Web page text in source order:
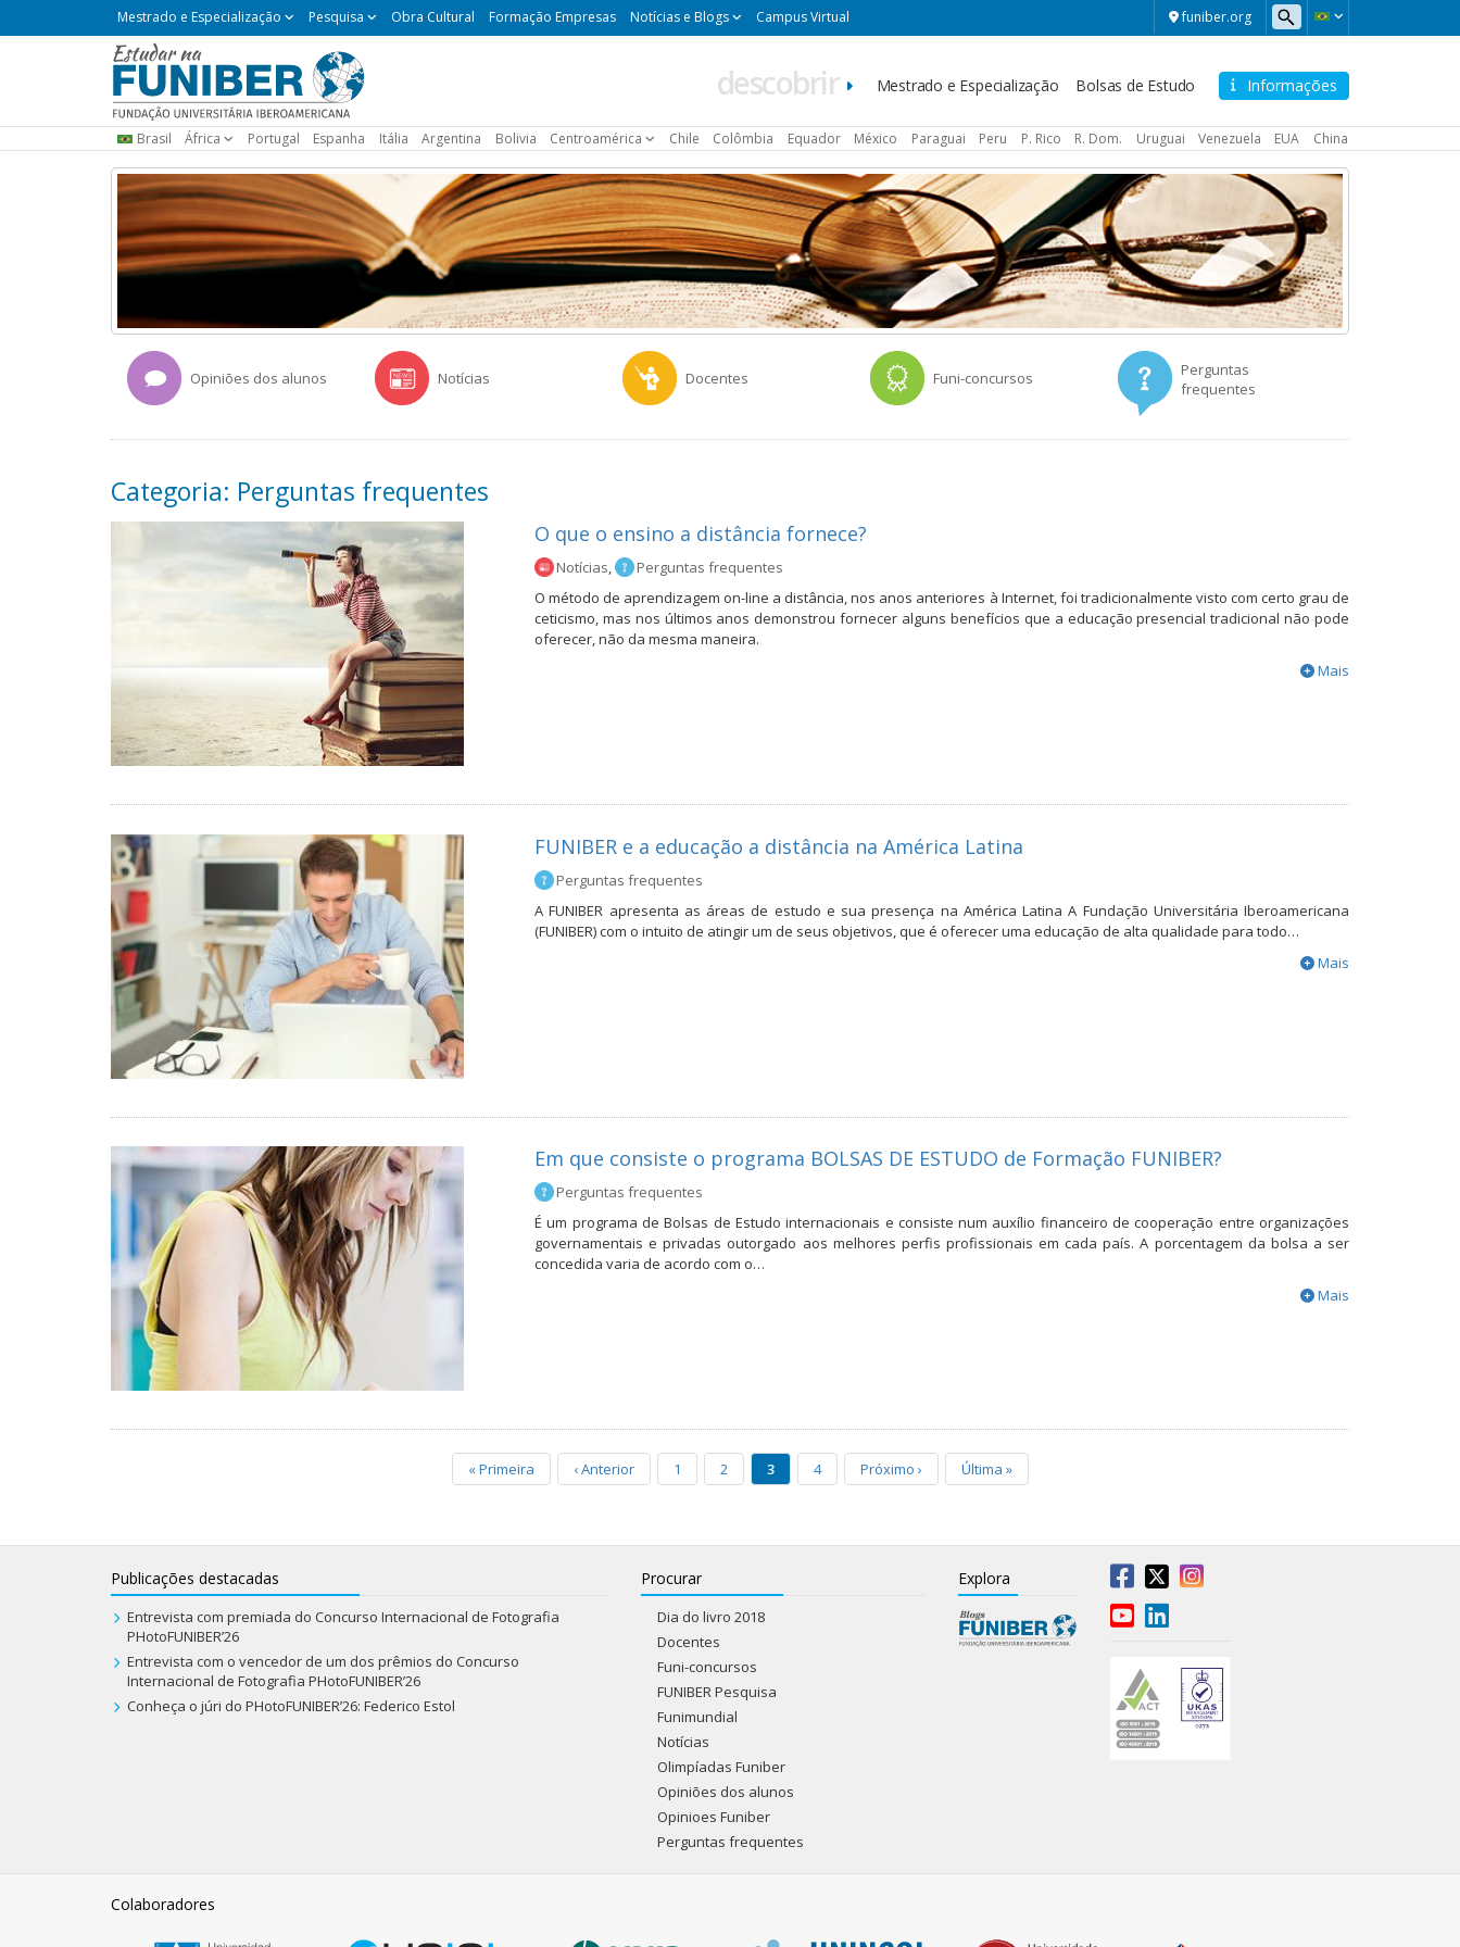
funiber.org
Mestrado
Especialização
Mestrado e Especialização Pesquisa Obra Cultural Formação Empresas Notícias e Blogs Campus Virtual
Informações
Navegación
Mestrado e Especialização Bolsas de Estudo
descobrir
Brasil África Portugal Espanha Itália Argentina Bolivia Centroamérica Chile Colômbia Equador México Paraguai Peru P. Rico R. Dom. Uruguai Venezuela EUA China
Opiniões dos alunos Notícias Docentes Funi-concursos
Perguntas
frequentes
Categoria: Perguntas frequentes
O que o ensino a distância fornece?
Notícias,
Perguntas frequentes
O método de aprendizagem on-line a distância, nos anos anteriores à Internet, foi tradicionalmente visto com certo grau de
ceticismo, mas nos últimos anos demonstrou fornecer alguns benefícios que a educação presencial tradicional não pode
oferecer, não da mesma maneira.
Mais
FUNIBER e a educação a distância na América Latina
Perguntas frequentes
A FUNIBER apresenta as áreas de estudo e sua presença na América Latina A Fundação Universitária Iberoamericana
(FUNIBER) com o intuito de atingir um de seus objetivos, que é oferecer uma educação de alta qualidade para todo…
Mais
Em que consiste o programa BOLSAS DE ESTUDO de Formação FUNIBER?
Perguntas frequentes
É um programa de Bolsas de Estudo internacionais e consiste num auxílio financeiro de cooperação entre organizações
governamentais e privadas outorgado aos melhores perfis profissionais em cada país. A porcentagem da bolsa a ser
concedida varia de acordo com o…
Mais
«Primeira ‹Anterior 1 2 3 4 Próximo › Última »
Publicações destacadas
Entrevista com premiada do Concurso Internacional de Fotografia
PHotoFUNIBER’26
Entrevista com o vencedor de um dos prêmios do Concurso
Internacional de Fotografia PHotoFUNIBER’26
Conheça o júri do PHotoFUNIBER’26: Federico Estol
Procurar
Dia do livro 2018
Docentes
Funi-concursos
FUNIBER Pesquisa
Funimundial
Notícias
Olimpíadas Funiber
Opiniões dos alunos
Opinioes Funiber
Perguntas frequentes
Explora
Colaboradores